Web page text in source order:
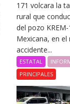
171 volcara la
rural que
del pozo
Mexicana, en el
accidente...
ESTATAL
PRINCIPALES